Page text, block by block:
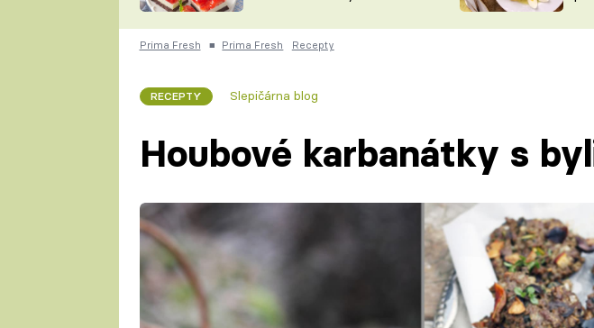
ČESKO NA TALÍŘI
KUCHAŘKA
Prima Fresh ■ Prima Fresh Recepty
RECEPTY Slepičárna blog
Houbové karbanátky s